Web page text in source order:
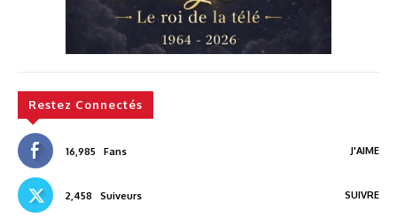
Restez Connectés
16,985 Fans J'AIME
2,458 Suiveurs SUIVRE